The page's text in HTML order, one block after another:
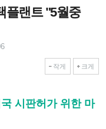
플랜트 "5월중
작게 크게
시판허가 위한 마